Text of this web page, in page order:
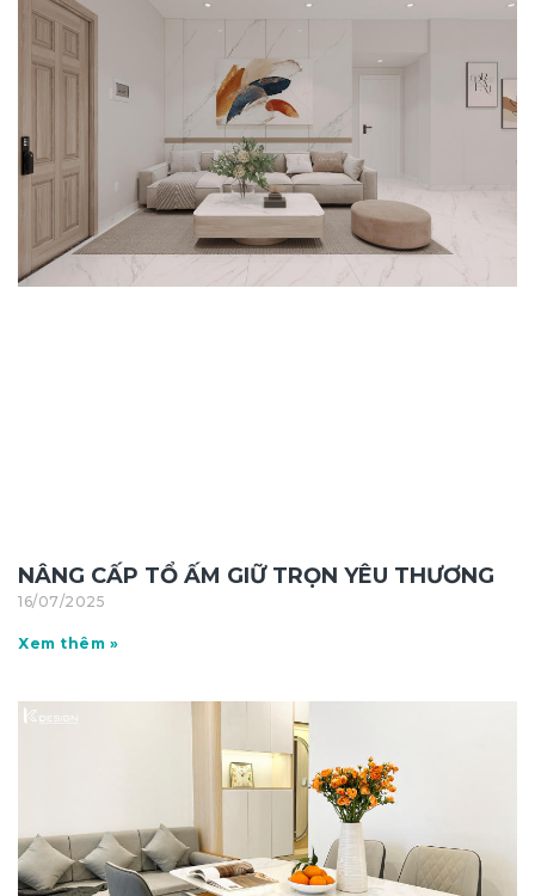
NÂNG CẤP TỔ ẤM GIỮ TRỌN YÊU THƯƠNG
16/07/2025
Xem thêm »